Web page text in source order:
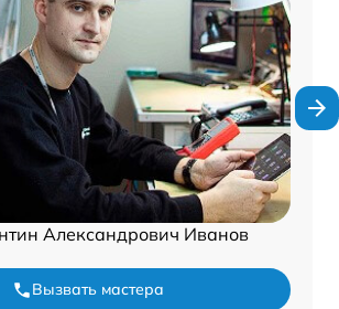
Александрович Иванов
Вызвать мастера